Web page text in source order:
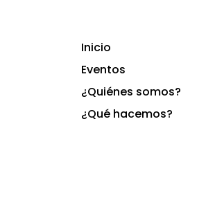
Inicio
Eventos
¿Quiénes somos?
¿Qué hacemos?